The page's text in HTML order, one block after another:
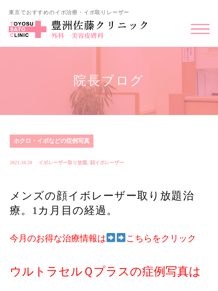
東京でおすすめのイボ治療・イボ取りレーザー
院長ブログ
ホクロ・イボなどの症例写真
2021.10.20 イボレーザー取り放題, 顔イボレーザー
メンズの顔イボレーザー取り放題治
療。1カ月目の経過。
今月のお得な治療情報は こちらをクリック
ウルトラセルＱプラスの症例写真は